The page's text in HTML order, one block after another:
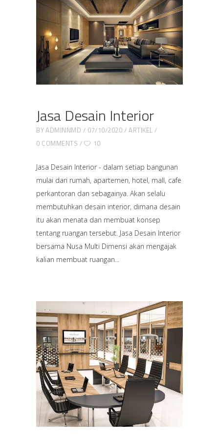
Jasa Desain Interior
BYADMINNMD 07/10/2020
ARTIKEL
0 COMMENTS
10
Jasa Desain Interior - dalam setiap bangunan
mulai dari rumah, apartemen, hotel, mall, cafe
perkantoran dan sebagainya. Akan selalu
membutuhkan desain interior, dimana desain
itu akan menata dan membuat konsep
tentang ruangan tersebut. Jasa Desain Interior
bersama Nusa Multi Dimensi akan mengajak
kalian membuat ruangan